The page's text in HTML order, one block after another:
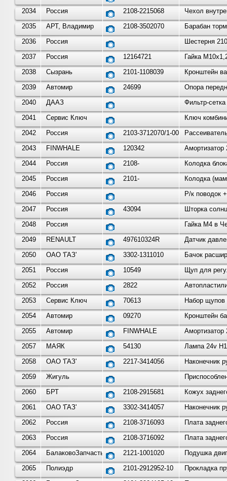
2034
Россия 2108-2215068
Чехол
2035
АРТ, Владимир 2108-3502070
Барабан
2036
Россия
Шестерня
2037
Россия 12164721
Гайка
2038
Сызрань 2101-1108039
Кронштейн
2039
Автомир 24699
Опора
2040
ДААЗ
Фильтр-
2041
Сервис Ключ
Ключ
2042
Россия 2103-3712070/1-00
2043
FINWHALE 120342
Амортизатор
2044
Россия 2108-
Колодка
2045
Россия 2101-
Колодка
2046
Россия
Р/к поводок
2047
Россия 43094
Шторка
2048
Россия
Гайка М4 в
2049
RENAULT 497610324R
Датчик
2050
ОАО 'ГАЗ' 3302-1311010
Бачок
2051
Россия 10549
Щуп для
2052
Россия 2822
2053
Сервис Ключ 70613
Набор щупов
2054
Автомир 09270
Кронштейн
2055
Автомир FINWHALE
Амортизатор
2057
МАЯК 54130
Лампа 24v
2058
ОАО 'ГАЗ' 2217-3414056
Наконечник
2059
Жигуль
2060
БРТ 2108-2915681
Кожух
2061
ОАО 'ГАЗ' 3302-3414057
Наконечник
2062
Россия 2108-3716093
Плата
2063
Россия 2108-3716092
Плата
2064
БалаковоЗапчасть 2121-1001020
Подушка
2065
Полиэдр 2101-2912952-10
Прокладка